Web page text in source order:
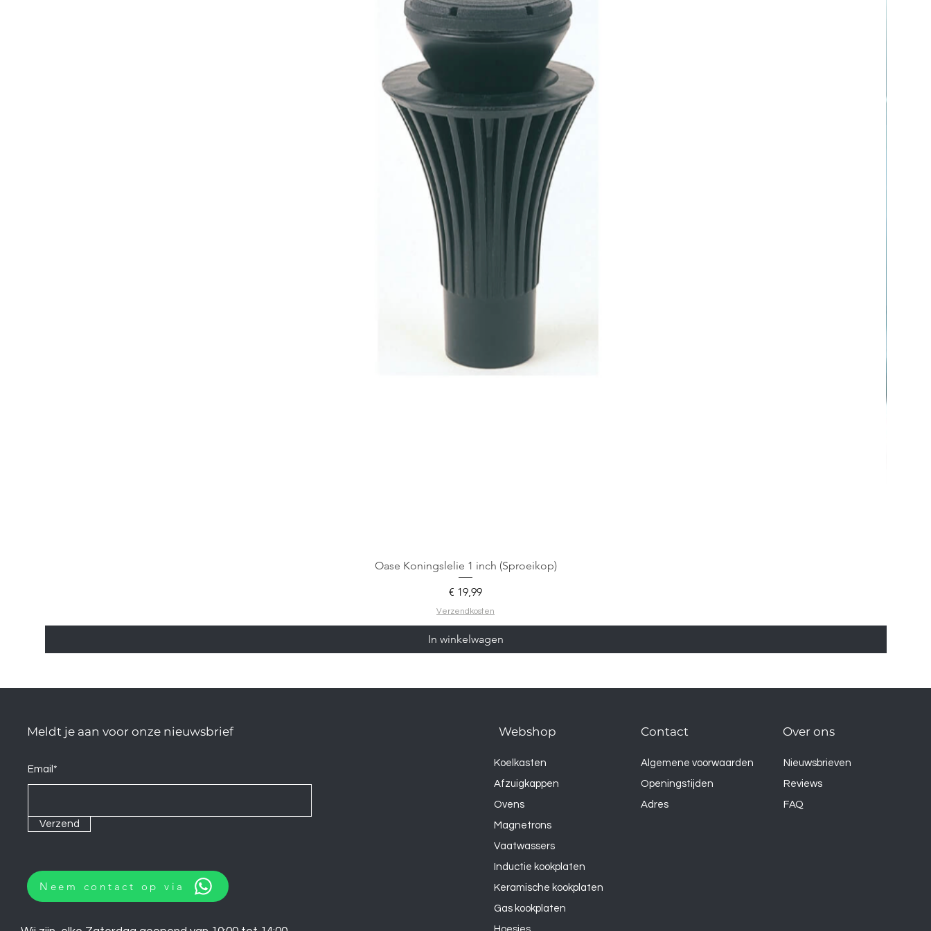
Oase Koningslelie 1 inch (Sproeikop)
Prijs
€ 19,99
Verzendkosten
In winkelwagen
Meldt je aan voor onze nieuwsbrief
Email*
Verzend
Neem contact op via
Webshop
Koelkasten
Afzuigkappen
Ovens
Magnetrons
Vaatwassers
Inductie kookplaten
Keramische kookplaten
Gas kookplaten
Over ons
Nieuwsbrieven
Reviews
FAQ
Contact
Algemene voorwaarden
Openingstijden
Adres